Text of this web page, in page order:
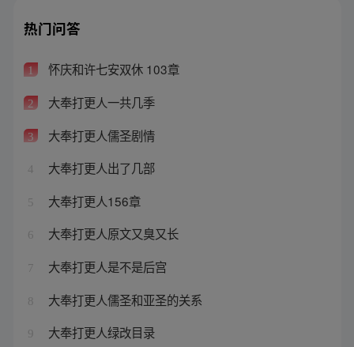
热门问答
1 怀庆和许七安双休 103章
2 大奉打更人一共几季
3 大奉打更人儒圣剧情
4 大奉打更人出了几部
5 大奉打更人156章
6 大奉打更人原文又臭又长
7 大奉打更人是不是后宫
8 大奉打更人儒圣和亚圣的关系
9 大奉打更人绿改目录